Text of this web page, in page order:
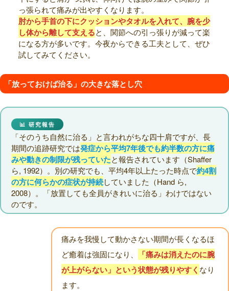
っ張られて痛みが出やすくなります。
肘から手首の下にクッションやタオルを入れて、腕を少
し体から離して支えると、関節への引っ張りが減って楽
になる方が多いです。今夜からできる工夫として、ぜひ
試してみてください。
「放っておけば治る」の大きな落とし穴
📊 研究報告
「そのうち自然に治る」と言われがちな四十肩ですが、長
期間の追跡研究では発症から平均7年後でも約半数の方に痛
みや動きの制限が残っていたと報告されています（Shaffer
ら, 1992）。別の研究でも、平均4年以上たった時点で約4割
の方に何らかの症状が持続していました（Hand ら,
2008）。「放置しても全員がきれいに治る」わけではない
のです。
痛みを我慢して動かさない期間が長くなるほ
ど癒着は強固になり、
「痛みは消えたのに腕
が上がらない」という状態が残りやすく なり
ます。